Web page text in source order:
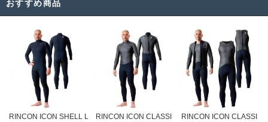
おすすめ商品
RINCON ICON SHELL L
RINCON ICON CLASSI
RINCON ICON CLASSI